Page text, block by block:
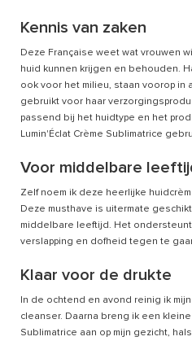
Kennis van zaken
Deze Française weet wat vrouwen
huid kunnen krijgen en behouden.
ook voor het milieu, staan voorop in
gebruikt voor haar
passend bij het huidtype en het
Lumin'Éclat Crème Sublimatrice
Voor middelbare
Zelf noem ik deze heerlijke
Deze musthave is uitermate
middelbare leeftijd. Het
verslapping en dofheid tegen te
Klaar voor de drukte
In de ochtend en avond reinig ik
cleanser. Daarna breng ik een
Sublimatrice aan op mijn gezicht,